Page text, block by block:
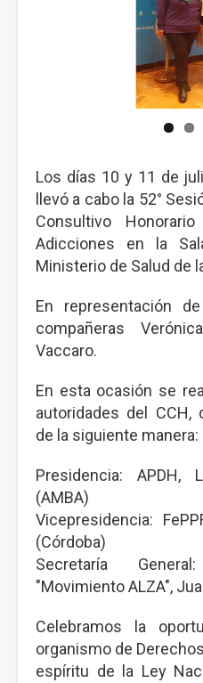
Los días 10 y 11 de
llevó a cabo la 52°
Consultivo
Adicciones en la
Ministerio de Salud de
En representación
compañeras
Vaccaro.
En esta ocasión se
autoridades del CCH,
de la siguiente manera:
Presidencia: APDH,
(AMBA)
Vicepresidencia:
(Córdoba)
Secretaría
"Movimiento ALZA",
Celebramos la
organismo de
espíritu de la Ley